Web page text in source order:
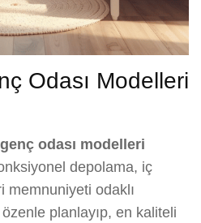
Odası Modelleri
genç odası modelleri
depolama, iç
memnuniyeti odaklı
planlayıp, en kaliteli